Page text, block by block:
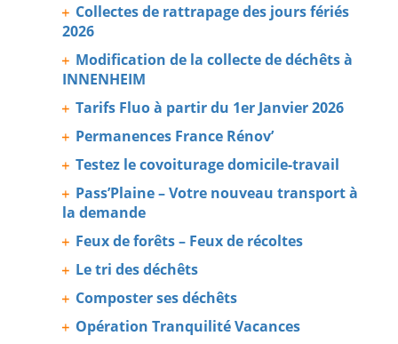
Collectes de rattrapage des jours fériés
2026
Modification de la collecte de déchêts à
INNENHEIM
Tarifs Fluo à partir du 1er Janvier 2026
Permanences France Rénov’
Testez le covoiturage domicile-travail
Pass’Plaine – Votre nouveau transport à
la demande
Feux de forêts – Feux de récoltes
Le tri des déchêts
Composter ses déchêts
Opération Tranquilité Vacances